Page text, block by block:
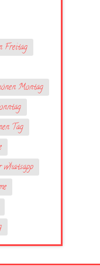
Freitag
Montag
Tag
whatsapp